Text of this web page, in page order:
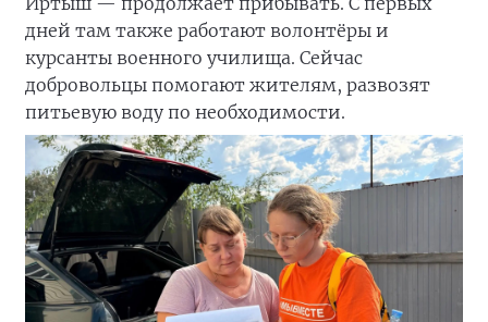
дней там также работают волонтёры и
курсанты военного училища. Сейчас
добровольцы помогают жителям, развозят
питьевую воду по необходимости.